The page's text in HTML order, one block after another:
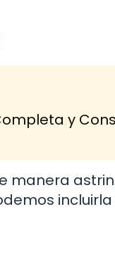
y
manera